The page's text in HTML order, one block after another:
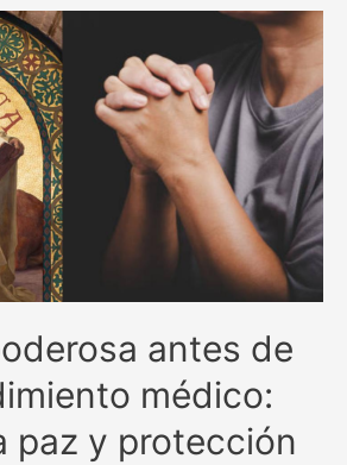
antes de
médico:
paz y protección